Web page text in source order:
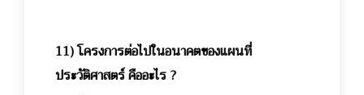
11) โครงการต่อไปในอนาคตของแผนที่
ประวัติศาสตร์ คืออะไร ?